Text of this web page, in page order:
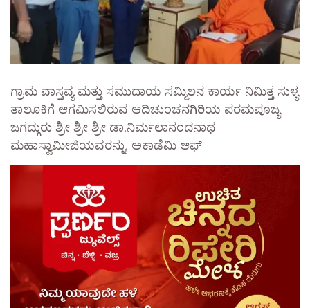
ಗ್ರಾಮ ವಾಸ್ತವ್ಯ ಮತ್ತು ಸಮುದಾಯ ಸಮ್ಮಿಲನ ಕಾರ್ಯ ನಿಮಿತ್ತ ಸುಳ್ಯ
ತಾಲೂಕಿಗೆ ಆಗಮಿಸಲಿರುವ ಆದಿಚುಂಚನಗಿರಿಯ ಪರಮಪೂಜ್ಯ
ಜಗದ್ಗುರು ಶ್ರೀ ಶ್ರೀ ಶ್ರೀ ಡಾ.ನಿರ್ಮಲಾನಂದನಾಥ
ಮಹಾಸ್ವಾಮೀಜಿಯವರನ್ನು, ಅಕಾಡೆಮಿ ಆಫ್